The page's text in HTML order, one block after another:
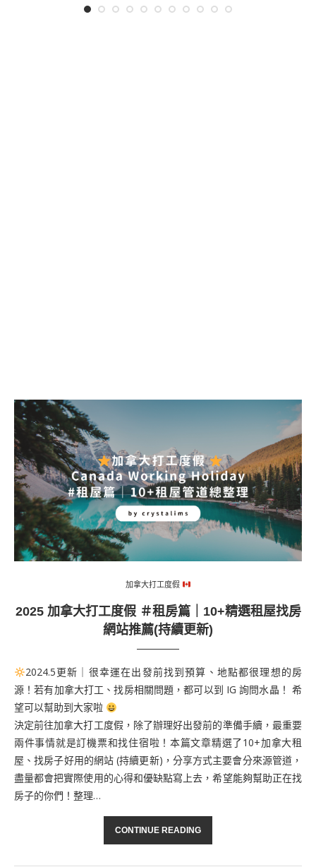
加拿大打工度假
2025 加拿大打工度假 ＃租房篇｜10+精選租屋找房
網站推薦(持續更新)
2024.5更新｜很幸運在出發前找到預算、地點都很理想的房
源！若有加拿大打工、找房相關問題，都可以到 IG 詢問水晶！ 希
望可以幫助到大家啦
決定前往加拿大打工度假，除了辦理好出發前的準備手續，最重要
兩件事情就是訂機票和找住宿啦！本篇文章精選了10+加拿大租
屋、找房子好用的網站 (持續更新)，分享方式主要會分來源管道，
盡量都會把實際使用的心得和優缺點寫上去，希望能夠幫助正在找
房子的你們！整理…
CONTINUE READING